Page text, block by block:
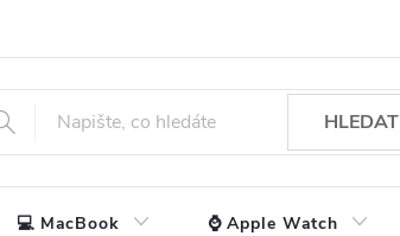
HLEDAT
💻 MacBook ⌚ Apple Watch